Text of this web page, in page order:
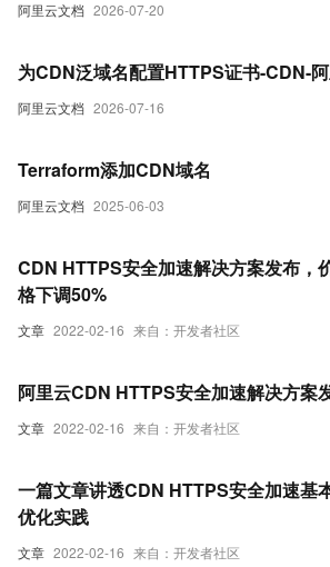
阿里云文档 2026-07-20
阿里云文档 2026-07-16
为CDN泛域名配置HTTPS证书-CDN-
阿里云文档 2025-06-03
Terraform添加CDN域名
文章 2022-02-16 来自：开发者社区
CDN HTTPS安全加速解决方案发布，
格下调50%
文章 2022-02-16 来自：开发者社区
阿里云CDN HTTPS安全加速解决方案
文章 2022-02-16 来自：开发者社区
一篇文章讲透CDN HTTPS安全加速基
优化实践